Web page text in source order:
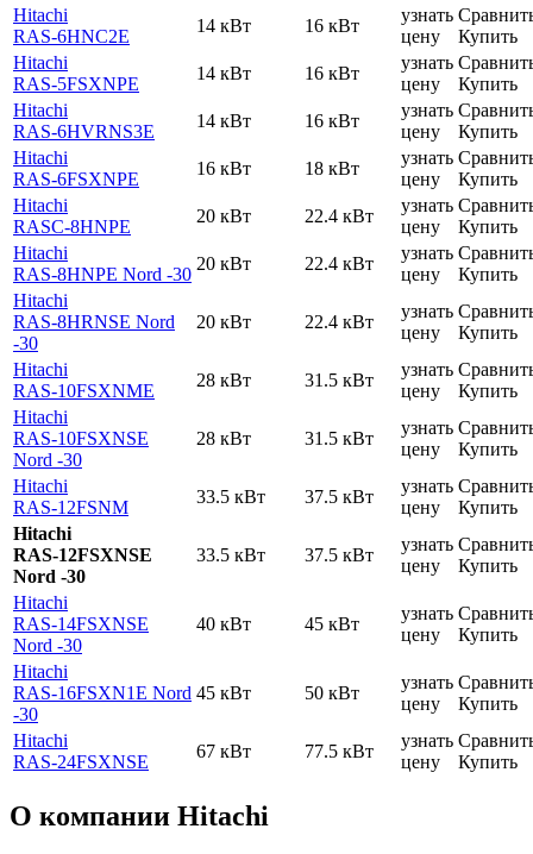
Hitachi
RAS-6HNC2E
14 кВт 16 кВт
узнать
цену
Купить
Hitachi
RAS-5FSXNPE
14 кВт 16 кВт
узнать
цену
Купить
Hitachi
RAS-6HVRNS3E
14 кВт 16 кВт
узнать
цену
Купить
Hitachi
RAS-6FSXNPE
16 кВт 18 кВт
узнать
цену
Купить
Hitachi
RASC-8HNPE
20 кВт 22.4 кВт
узнать
цену
Купить
Hitachi
RAS-8HNPE Nord -30
20 кВт 22.4 кВт
узнать
цену
Купить
Hitachi
RAS-8HRNSE Nord
-30
20 кВт 22.4 кВт
узнать
цену
Купить
Hitachi
RAS-10FSXNME
28 кВт 31.5 кВт
узнать
цену
Купить
Hitachi
RAS-10FSXNSE
Nord -30
28 кВт 31.5 кВт
узнать
цену
Купить
Hitachi
RAS-12FSNM
33.5 кВт 37.5 кВт
узнать
цену
Купить
Hitachi
RAS-12FSXNSE
Nord -30
33.5 кВт 37.5 кВт
узнать
цену
Купить
Hitachi
RAS-14FSXNSE
Nord -30
40 кВт 45 кВт
узнать
цену
Купить
Hitachi
RAS-16FSXN1E Nord
-30
45 кВт 50 кВт
узнать
цену
Купить
Hitachi
RAS-24FSXNSE
67 кВт 77.5 кВт
узнать
цену
Купить
О компании Hitachi